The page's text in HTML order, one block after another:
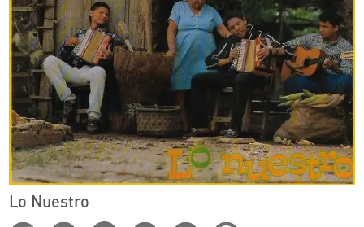
Lo Nuestro